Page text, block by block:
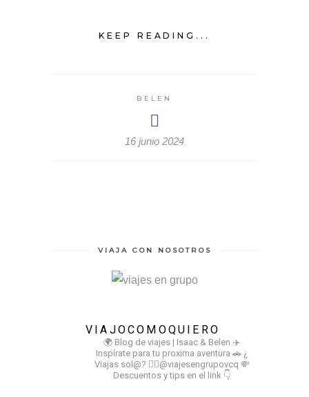
KEEP READING...
BELEN
16 junio 2024
VIAJA CON NOSOTROS
VIAJOCOMOQUIERO
🌍 Blog de viajes | Isaac & Belen ✈️
Inspírate para tu proxima aventura 🚗 ¿
Viajas sol@? 👉🏻@viajesengrupovcq 💸
Descuentos y tips en el link 👇